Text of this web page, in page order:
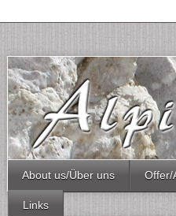
About us/Über uns Offer/
Links